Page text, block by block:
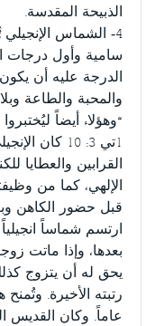
الذبيحة المقدسة.
4- الشماس الإنجيلي
سامية وأول درجات
الدرجة عليه أن
والمحبة والطاعة
“وهؤلاء أيضاً
1تي 3: 10
القرابين والعطايا
الإلهي، كما من
قبل حضور الكاهن
ارتسم شماساً
بعدها، وإذا ماتت
يحق له أن يتزوج
رتبته الأخيرة.
عاماً. وكان القديس